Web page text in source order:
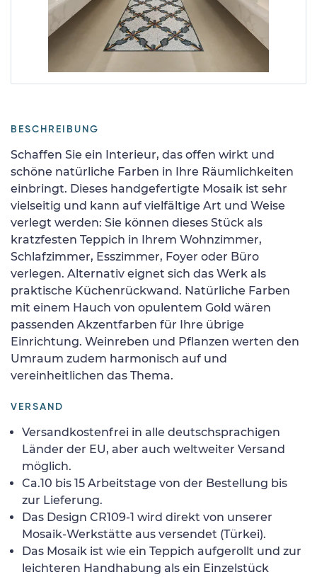
BESCHREIBUNG
Schaffen Sie ein Interieur, das offen wirkt und
schöne natürliche Farben in Ihre Räumlichkeiten
einbringt. Dieses handgefertigte Mosaik ist sehr
vielseitig und kann auf vielfältige Art und Weise
verlegt werden: Sie können dieses Stück als
kratzfesten Teppich in Ihrem Wohnzimmer,
Schlafzimmer, Esszimmer, Foyer oder Büro
verlegen. Alternativ eignet sich das Werk als
praktische Küchenrückwand. Natürliche Farben
mit einem Hauch von opulentem Gold wären
passenden Akzentfarben für Ihre übrige
Einrichtung. Weinreben und Pflanzen werten den
Umraum zudem harmonisch auf und
vereinheitlichen das Thema.
VERSAND
Versandkostenfrei in alle deutschsprachigen
Länder der EU, aber auch weltweiter Versand
möglich.
Ca.10 bis 15 Arbeitstage von der Bestellung bis
zur Lieferung.
Das Design CR109-1 wird direkt von unserer
Mosaik-Werkstätte aus versendet (Türkei).
Das Mosaik ist wie ein Teppich aufgerollt und zur
leichteren Handhabung als ein Einzelstück